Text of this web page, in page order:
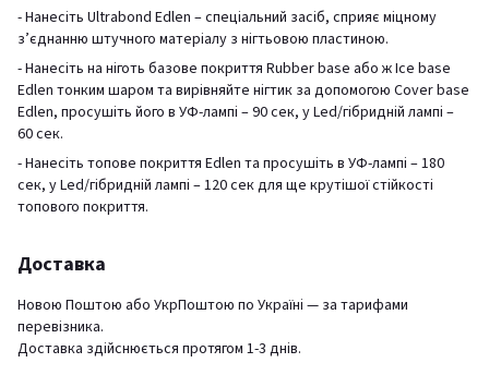
- Нанесіть Ultrabond Edlen – спеціальний засіб, сприяє міцному
з’єднанню штучного матеріалу з нігтьовою пластиною.
- Нанесіть на ніготь базове покриття Rubber base або ж Ice base
Edlen тонким шаром та вирівняйте нігтик за допомогою Cover base
Edlen, просушіть його в УФ-лампі – 90 сек, у Led/гібридній лампі –
60 сек.
- Нанесіть топове покриття Edlen та просушіть в УФ-лампі – 180
сек, у Led/гібридній лампі – 120 сек для ще крутішої стійкості
топового покриття.
Доставка
Новою Поштою або УкрПоштою по Україні — за тарифами
перевізника.
Доставка здійснюється протягом 1-3 днів.